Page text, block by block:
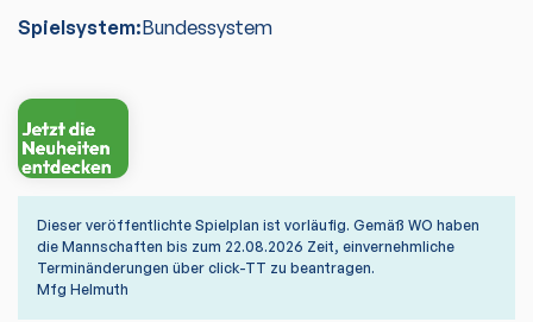
Spielsystem:Bundessystem
Dieser veröffentlichte Spielplan ist vorläufig. Gemäß WO haben
die Mannschaften bis zum 22.08.2026 Zeit, einvernehmliche
Terminänderungen über click-TT zu beantragen.
Mfg Helmuth